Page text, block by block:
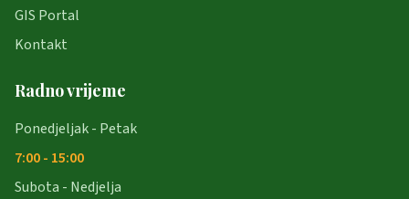
GIS Portal
Kontakt
Radno vrijeme
Ponedjeljak - Petak
7:00 - 15:00
Subota - Nedjelja